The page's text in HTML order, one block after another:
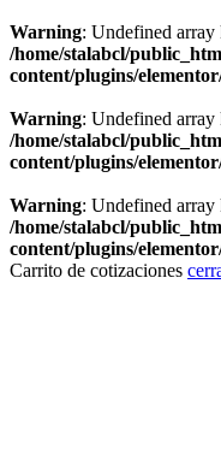
Warning: Undefined
/home/stalabcl/
content/plugins/
Warning: Undefined
/home/stalabcl/
content/plugins/
Warning: Undefined
/home/stalabcl/
content/plugins/
Carrito de cotizaciones